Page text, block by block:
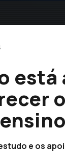
está
e os